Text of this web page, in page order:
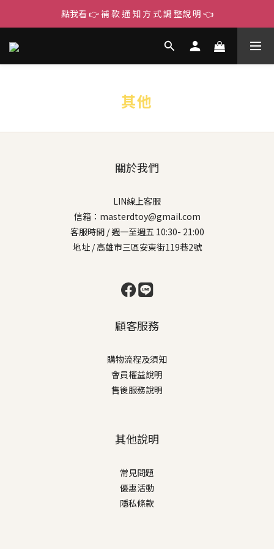
點我看 👉 補 款 通 知 方 式 調 整說 明 👈
其他
關於我們
LIN線上客服
信箱：masterdtoy@gmail.com
客服時間 / 週一至週五 10:30- 21:00
地址 / 高雄市三區安東街119巷2號
顧客服務
購物流程及須知
會員權益說明
售後服務說明
其他說明
常見問題
優惠活動
隱私條款